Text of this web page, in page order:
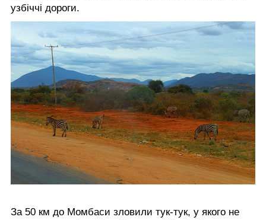
узбіччі дороги.
За 50 км до Момбаси зловили тук-тук, у якого не